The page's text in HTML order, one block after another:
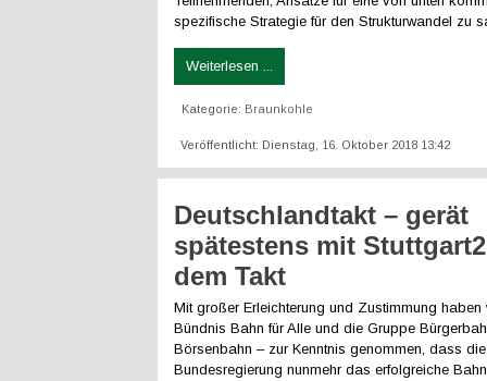
spezifische Strategie für den Strukturwandel zu
Weiterlesen ...
Kategorie: Braunkohle
Veröffentlicht: Dienstag, 16. Oktober 2018 13:42
Deutschlandtakt – gerät
spätestens mit
dem Takt
Mit großer Erleichterung und Zustimmung haben
Bündnis Bahn für Alle und die Gruppe
Börsenbahn – zur Kenntnis genommen, dass die
Bundesregierung nunmehr das erfolgreiche